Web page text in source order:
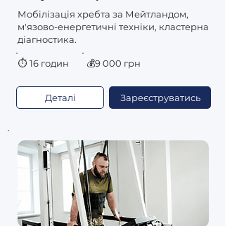
Мобілізація хребта за Мейтландом,
м'язово-енергетичні техніки, кластерна
діагностика.
⏱ 16 годин 💰9 000 грн
Деталі Зареєструватись